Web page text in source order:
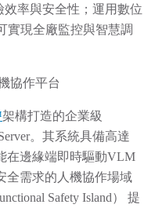
率與安全性；運用數位
實現全廠監控與智慧調
協作平台
架構打造的企業級
。其系統具備高達
在邊緣端即時驅動VLM
全需求的人機協作場域
Safety Island） 提